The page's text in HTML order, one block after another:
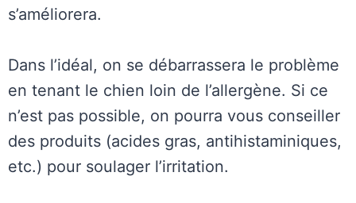
s’améliorera.
Dans l’idéal, on se débarrassera le problème
en tenant le chien loin de l’allergène. Si ce
n’est pas possible, on pourra vous conseiller
des produits (acides gras, antihistaminiques,
etc.) pour soulager l’irritation.